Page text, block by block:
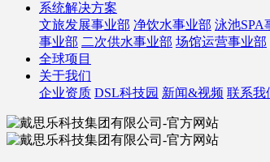
系统解决方案
文旅发展事业部 净饮水事业部 泳池SPA
事业部 二次供水事业部 场馆运营事业部
全球项目
关于我们
企业资质 DSL科技园 新闻&视频 联系我